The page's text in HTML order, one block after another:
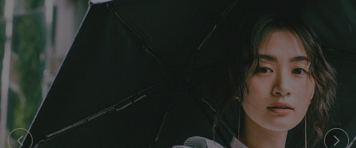
(546)
ームウェア (535)
Q R
X
その
ACYM
アシーム